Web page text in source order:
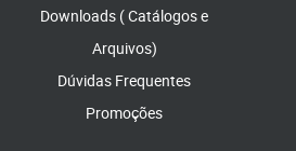
Downloads ( Catálogos e
Arquivos)
Dúvidas Frequentes
Promoções